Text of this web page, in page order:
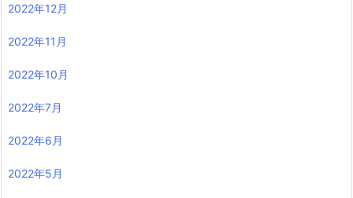
2022年12月
2022年11月
2022年10月
2022年7月
2022年6月
2022年5月